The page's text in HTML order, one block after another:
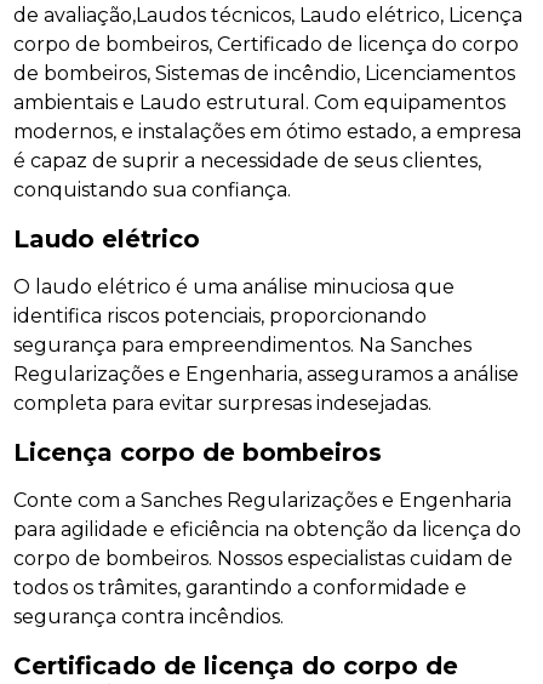
de avaliação,Laudos técnicos, Laudo elétrico, Licença
corpo de bombeiros, Certificado de licença do corpo
de bombeiros, Sistemas de incêndio, Licenciamentos
ambientais e Laudo estrutural. Com equipamentos
modernos, e instalações em ótimo estado, a empresa
é capaz de suprir a necessidade de seus clientes,
conquistando sua confiança.
Laudo elétrico
O laudo elétrico é uma análise minuciosa que
identifica riscos potenciais, proporcionando
segurança para empreendimentos. Na Sanches
Regularizações e Engenharia, asseguramos a análise
completa para evitar surpresas indesejadas.
Licença corpo de bombeiros
Conte com a Sanches Regularizações e Engenharia
para agilidade e eficiência na obtenção da licença do
corpo de bombeiros. Nossos especialistas cuidam de
todos os trâmites, garantindo a conformidade e
segurança contra incêndios.
Certificado de licença do corpo de